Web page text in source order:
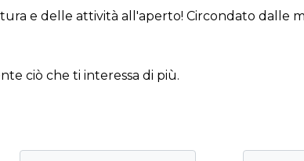
e delle attività all'aperto! Circondato dalle
ciò che ti interessa di più.